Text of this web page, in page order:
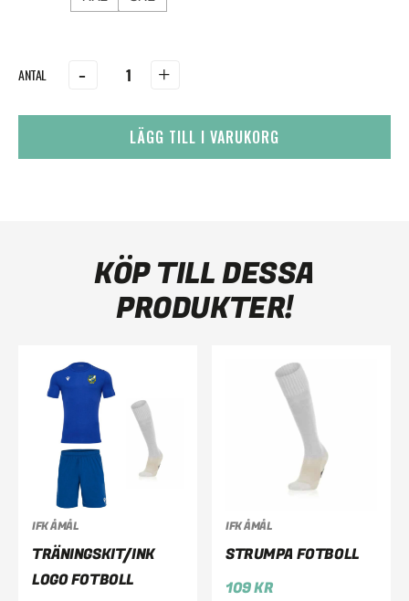
- +
LÄGG TILL I VARUKORG
KÖP TILL DESSA
PRODUKTER!
IFK ÅMÅL
TRÄNINGSKIT/INK
LOGO FOTBOLL
IFK ÅMÅL
STRUMPA FOTBOLL
109KR